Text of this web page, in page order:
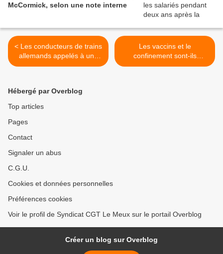
McCormick, selon une note interne
< Les conducteurs de trains
allemands appelés à une
grève massive
Les vaccins et le
confinement sont-ils
efficaces ? >
Hébergé par Overblog
Top articles
Pages
Contact
Signaler un abus
C.G.U.
Cookies et données personnelles
Préférences cookies
Voir le profil de Syndicat CGT Le Meux sur le portail Overblog
Créer un blog sur Overblog